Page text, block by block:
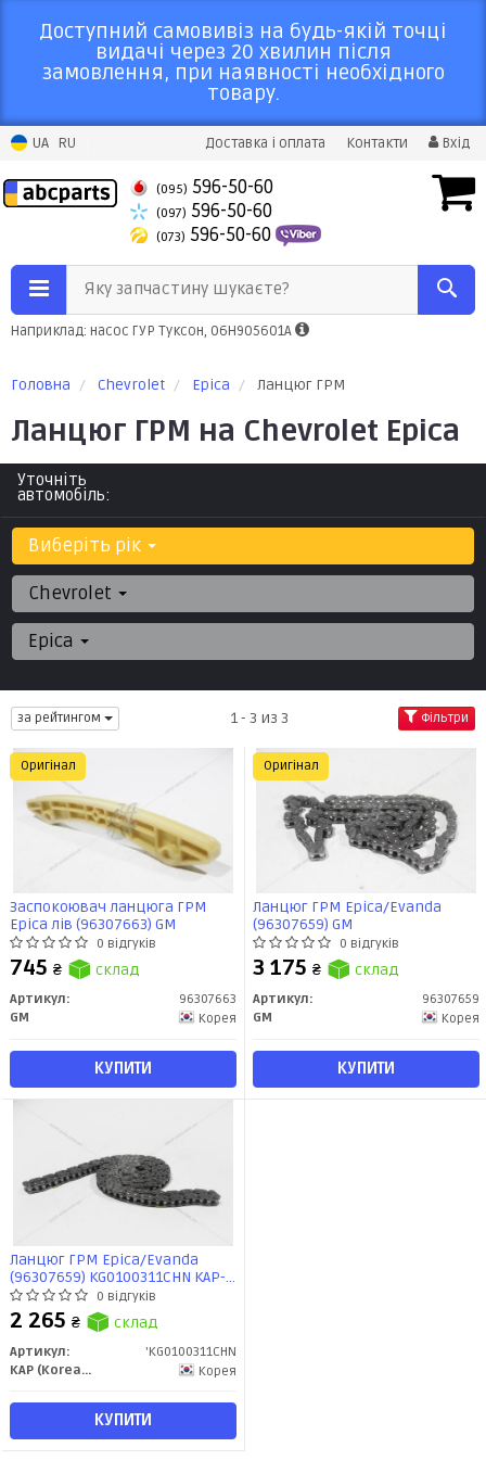
Доступний самовивіз на будь-якій точці
видачі через 20 хвилин після
замовлення, при наявності необхідного
товару.
UA RU Доставка і оплата Контакти Вхід
(095) 596-50-60
(097) 596-50-60
(073) 596-50-60
Яку запчастину шукаєте?
Наприклад: насос ГУР Туксон, 06H905601A
Головна Chevrolet Epica Ланцюг ГРМ
Ланцюг ГРМ на Chevrolet Epica
Уточніть
автомобіль:
Виберіть рік
Chevrolet
Epica
за рейтингом 1 - 3 из 3 Фільтри
Заспокоювач ланцюга ГРМ
Epica лів (96307663) GM
0 відгуків
745 ₴ склад
Артикул:
96307663
GM
Корея
КУПИТИ
Оригінал
Ланцюг ГРМ Epica/Evanda
(96307659) GM
0 відгуків
3 175 ₴ склад
Артикул:
96307659
GM
Корея
КУПИТИ
Оригінал
Ланцюг ГРМ Epica/Evanda
(96307659) KG0100311CHN KAP-
CHN
0 відгуків
2 265 ₴ склад
Артикул:
'KG0100311CHN
KAP (KoreaAutoParts)
Корея
КУПИТИ